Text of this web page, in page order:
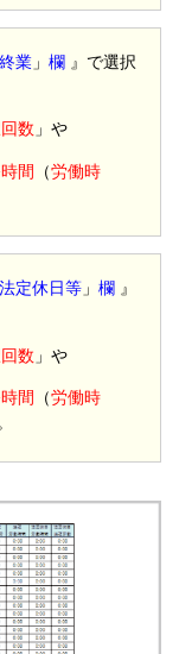
終業 」欄 』で選択
数 」や
間 （労働時
法定休日等 」欄 』
数 」や
間 （労働時
。